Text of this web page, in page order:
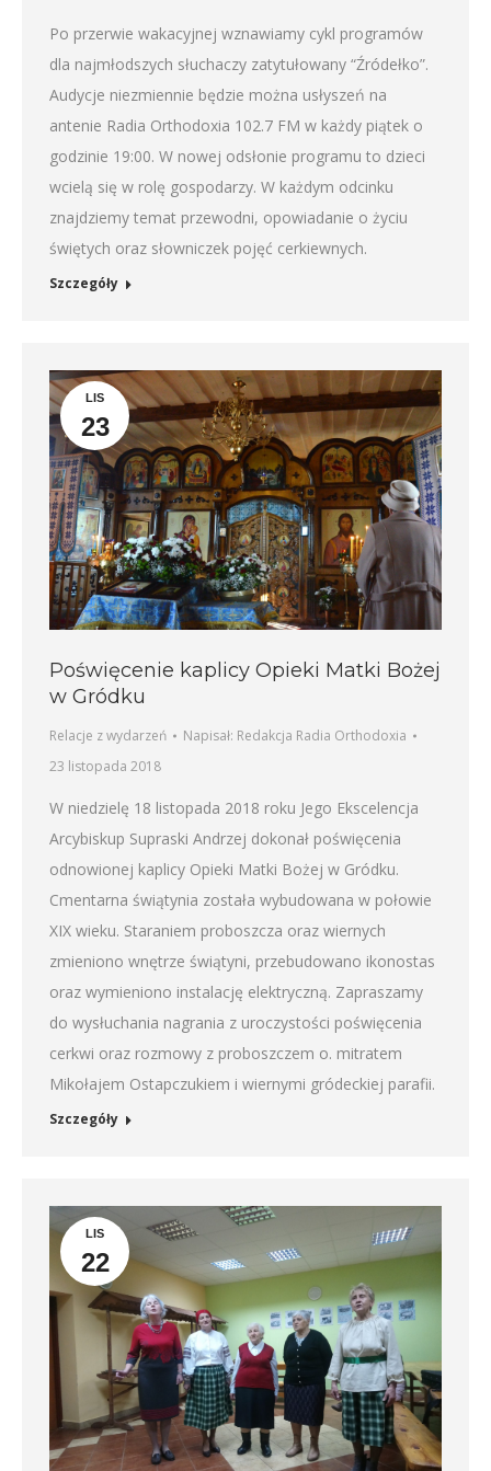
Po przerwie wakacyjnej wznawiamy cykl programów
dla najmłodszych słuchaczy zatytułowany “Źródełko”.
Audycje niezmiennie będzie można usłyszeń na
antenie Radia Orthodoxia 102.7 FM w każdy piątek o
godzinie 19:00. W nowej odsłonie programu to dzieci
wcielą się w rolę gospodarzy. W każdym odcinku
znajdziemy temat przewodni, opowiadanie o życiu
świętych oraz słowniczek pojęć cerkiewnych.
Szczegóły
LIS
23
Poświęcenie kaplicy Opieki Matki Bożej
w Gródku
Relacje z wydarzeń Napisał: Redakcja Radia Orthodoxia
23 listopada 2018
W niedzielę 18 listopada 2018 roku Jego Ekscelencja
Arcybiskup Supraski Andrzej dokonał poświęcenia
odnowionej kaplicy Opieki Matki Bożej w Gródku.
Cmentarna świątynia została wybudowana w połowie
XIX wieku. Staraniem proboszcza oraz wiernych
zmieniono wnętrze świątyni, przebudowano ikonostas
oraz wymieniono instalację elektryczną. Zapraszamy
do wysłuchania nagrania z uroczystości poświęcenia
cerkwi oraz rozmowy z proboszczem o. mitratem
Mikołajem Ostapczukiem i wiernymi gródeckiej parafii.
Szczegóły
LIS
22